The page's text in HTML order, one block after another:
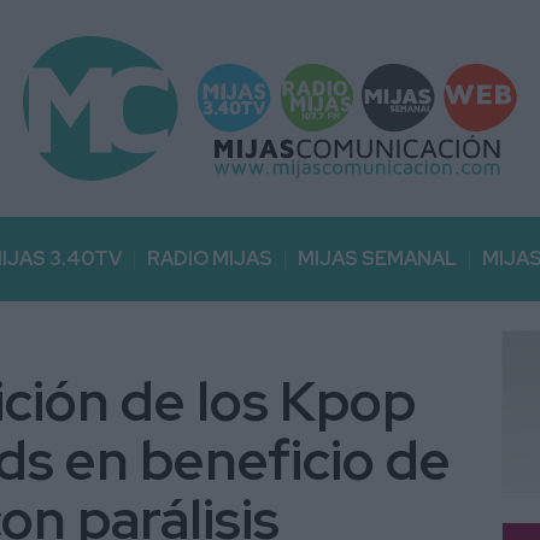
3.40TV RADIO MIJAS MIJAS SEMANAL
de los Kpop
en beneficio de
parálisis